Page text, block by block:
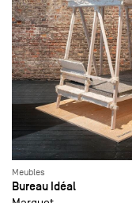
Meubles
Bureau Idéal